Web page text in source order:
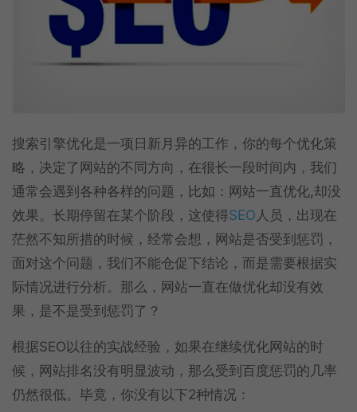
搜索引擎优化是一项日新月异的工作，你的每个优化策
略，决定了网站的不同方向，在很长一段时间内，我们
通常会遇到各种各样的问题，比如：网站一直优化,却没
效果。长期停留在某个阶段，这使得SEO 人员，出现在
茫然不知所措的时候，经常会想，网站是否受到惩罚，
面对这个问题，我们不能仓促下结论，而是需要根据实
际情况进行分析。那么，网站一直在做优化却没有效
果，是不是受到惩罚了？
根据SEO以往的实战经验，如果在继续优化网站的时
候，网站排名没有明显波动，那么受到百度惩罚的几率
仍然很低。毕竟，你没有以下2种情况：